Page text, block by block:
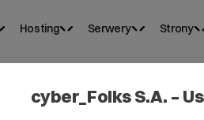
Hosting Serwery Strony
cyber_Folks S.A. –